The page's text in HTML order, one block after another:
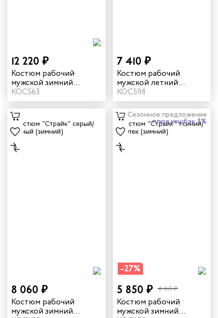
12 220 ₽
Костюм рабочий
мужской зимний
"Валдай-Норд" 4 и
особый климатический
пояс цвет темно-
синий/желтый
КОС563
7 410 ₽
Костюм рабочий
мужской летний
"Филигир" цвет серый/
темно-серый
КОС598
8 060 ₽
Костюм рабочий
мужской зимний
Сезонное предложение
плюс кэшбэк 3%
-27%
5 850 ₽ 8 013 ₽
Костюм рабочий
мужской зимний